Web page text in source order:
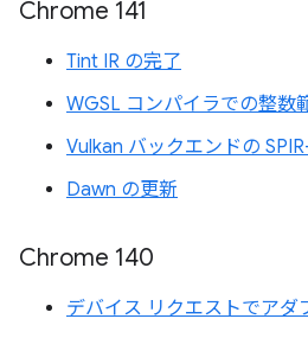
Chrome 141
Tint IR の完了
WGSL コンパイラでの整数
Vulkan バックエンドの
Dawn の更新
Chrome 140
デバイス リクエストでアダ